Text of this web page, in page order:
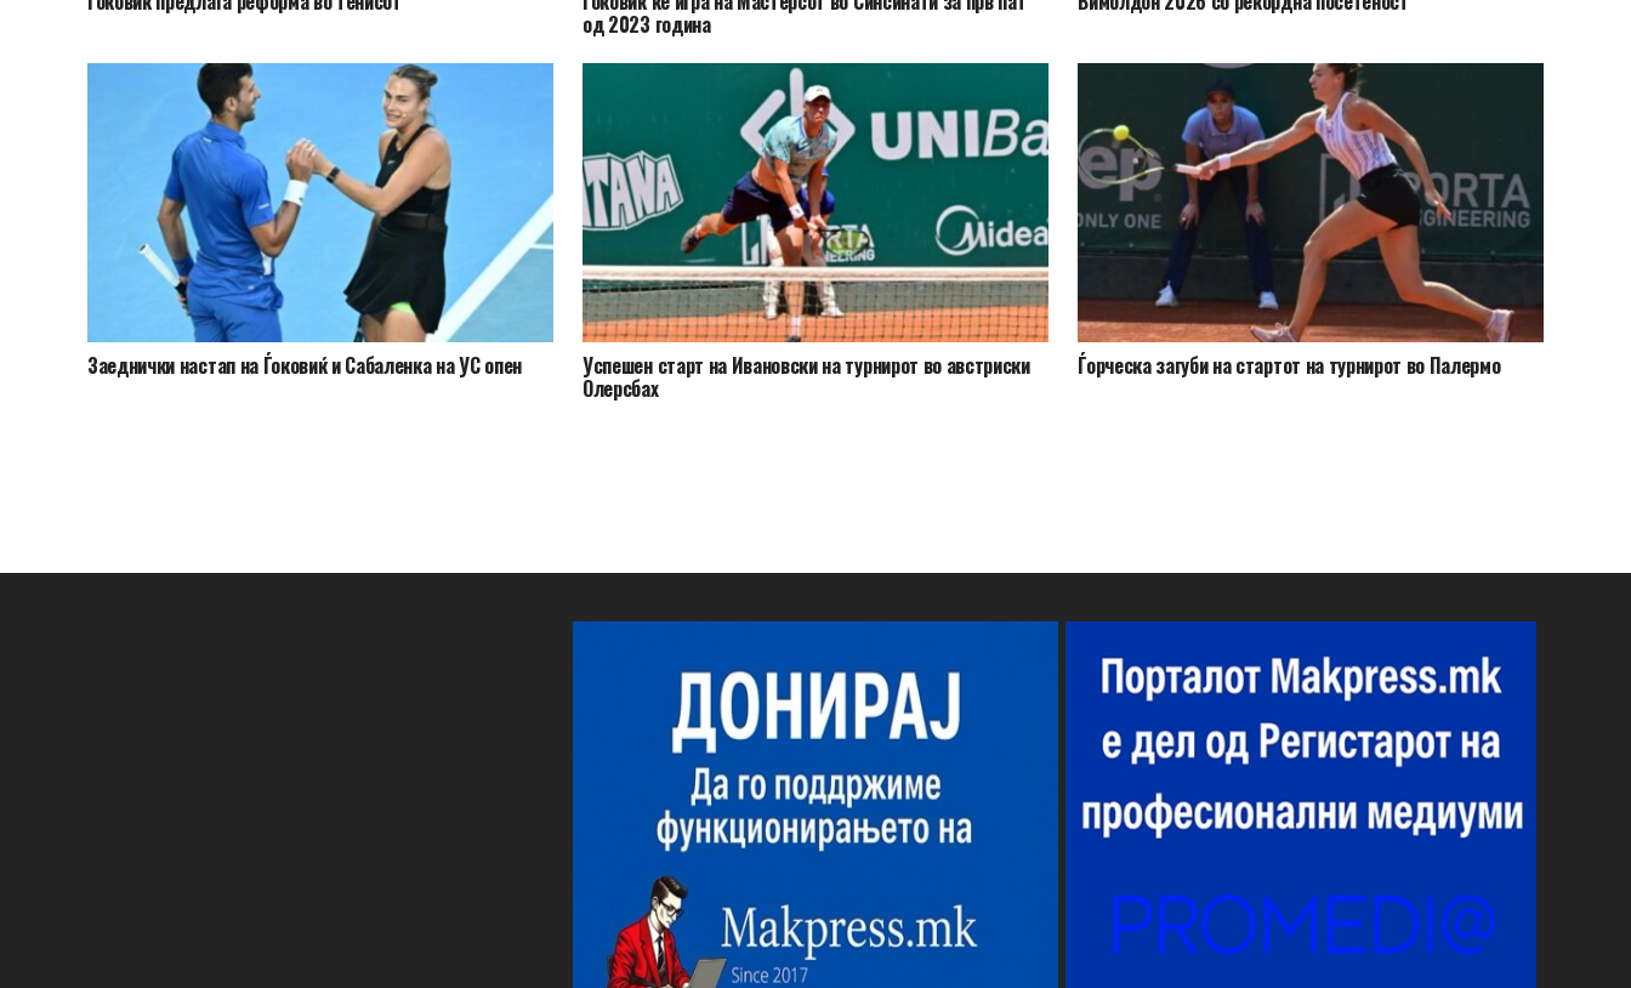
од 2023 година
Заеднички настап на Ѓоковиќ и Сабаленка на УС опен Успешен старт на Ивановски на турнирот во австриски
Олерсбах
Ѓорческа загуби на стартот на турнирот во Палермо